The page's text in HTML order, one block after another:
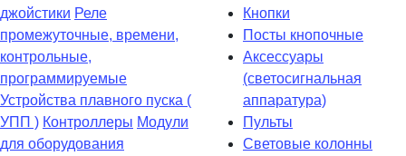
джойстики Реле
промежуточные, времени,
контрольные,
программируемые
Устройства плавного пуска (
УПП ) Контроллеры Модули
для оборудования
Кнопки
Посты кнопочные
Аксессуары
(светосигнальная
аппаратура)
Пульты
Световые колонны